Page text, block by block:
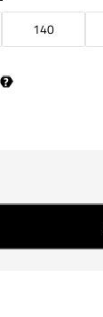
140
?